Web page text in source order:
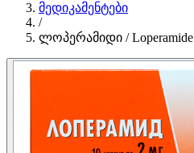
მედიკამენტები
/
ლოპერამიდი / Loperamide